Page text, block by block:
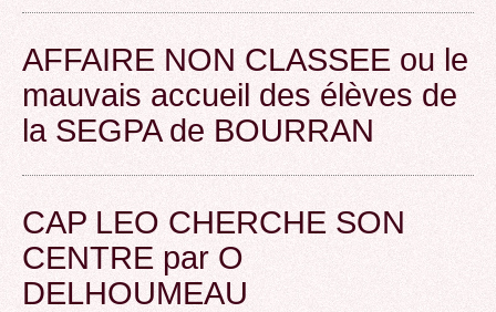
AFFAIRE NON CLASSEE ou le
mauvais accueil des élèves de
la SEGPA de BOURRAN
CAP LEO CHERCHE SON
CENTRE par O
DELHOUMEAU